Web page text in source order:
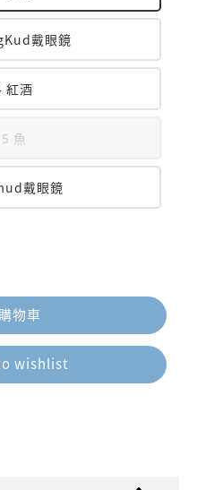
戴眼鏡
紅酒
魚
戴眼鏡
物車
wishlist